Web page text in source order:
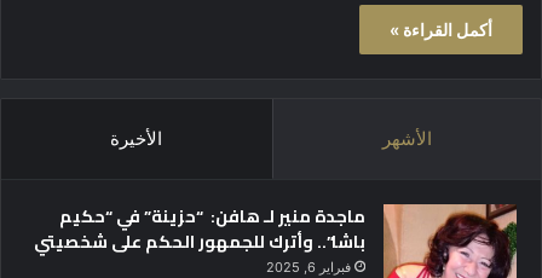
أكمل القراءة »
الأشهر الأخيرة
ماجدة منير لـ هافن: “حزينة” في “حكيم
باشا”.. وأترك للجمهور الحكم على شخصيتي
فبراير 6, 2025